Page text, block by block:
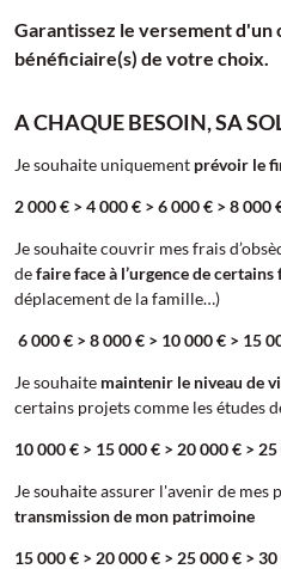
Garantissez le versement d'un
bénéficiaire(s) de votre choix.
A CHAQUE BESOIN, SA
Je souhaite uniquement prévoir le
2 000 € > 4 000 € > 6 000 € > 8 000
Je souhaite couvrir mes frais
defaire face à l’urgence de certains
déplacement de la famille…)
6 000 € > 8 000 € > 10 000 € > 15
Je souhaite maintenir le niveau de
certains projets comme les études
10 000 € > 15 000 € > 20 000 € >
Je souhaite assurer l'avenir de mes
transmission de mon patrimoine
15 000 € > 20 000 € > 25 000 € >